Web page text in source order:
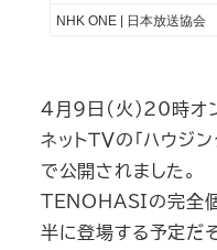
4月9日(火)20時オン
ネットＴＶの「ハウジ
で公開されました。
TENOHASIの完全
半に登場する予定だ